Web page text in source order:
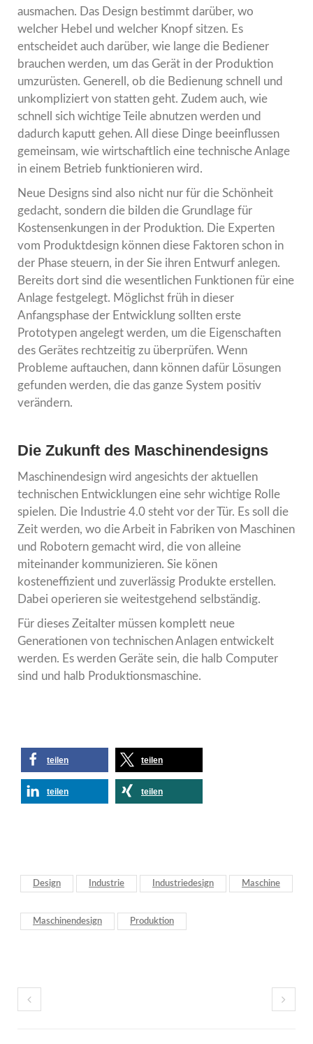
ausmachen. Das Design bestimmt darüber, wo
welcher Hebel und welcher Knopf sitzen. Es
entscheidet auch darüber, wie lange die Bediener
brauchen werden, um das Gerät in der Produktion
umzurüsten. Generell, ob die Bedienung schnell und
unkompliziert von statten geht. Zudem auch, wie
schnell sich wichtige Teile abnutzen werden und
dadurch kaputt gehen. All diese Dinge beeinflussen
gemeinsam, wie wirtschaftlich eine technische Anlage
in einem Betrieb funktionieren wird.
Neue Designs sind also nicht nur für die Schönheit
gedacht, sondern die bilden die Grundlage für
Kostensenkungen in der Produktion. Die Experten
vom Produktdesign können diese Faktoren schon in
der Phase steuern, in der Sie ihren Entwurf anlegen.
Bereits dort sind die wesentlichen Funktionen für eine
Anlage festgelegt. Möglichst früh in dieser
Anfangsphase der Entwicklung sollten erste
Prototypen angelegt werden, um die Eigenschaften
des Gerätes rechtzeitig zu überprüfen. Wenn
Probleme auftauchen, dann können dafür Lösungen
gefunden werden, die das ganze System positiv
verändern.
Die Zukunft des Maschinendesigns
Maschinendesign wird angesichts der aktuellen
technischen Entwicklungen eine sehr wichtige Rolle
spielen. Die Industrie 4.0 steht vor der Tür. Es soll die
Zeit werden, wo die Arbeit in Fabriken von Maschinen
und Robotern gemacht wird, die von alleine
miteinander kommunizieren. Sie könen
kosteneffizient und zuverlässig Produkte erstellen.
Dabei operieren sie weitestgehend selbständig.
Für dieses Zeitalter müssen komplett neue
Generationen von technischen Anlagen entwickelt
werden. Es werden Geräte sein, die halb Computer
sind und halb Produktionsmaschine.
teilen teilen
teilen teilen
Design Industrie Industriedesign Maschine
Maschinendesign Produktion